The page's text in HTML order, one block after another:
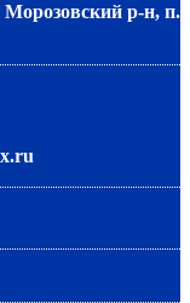
Морозовский р-н, п.